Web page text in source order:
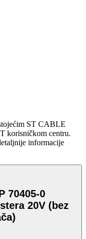
ST CABLE
korisničkom centru.
informacije
70405-0
20V (bez